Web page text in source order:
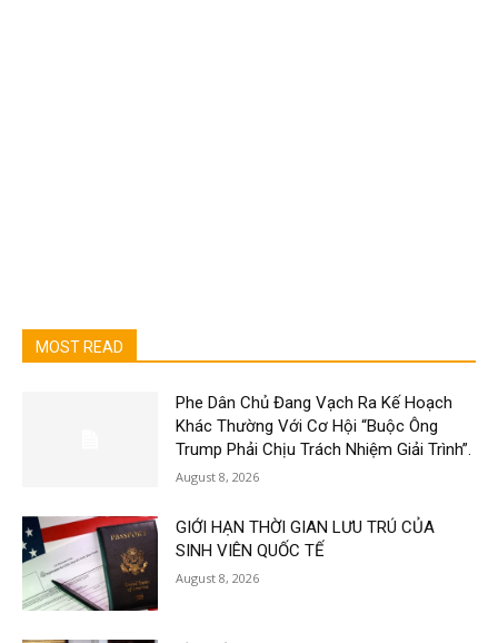
MOST READ
Phe Dân Chủ Đang Vạch Ra Kế Hoạch
Khác Thường Với Cơ Hội “Buộc Ông
Trump Phải Chịu Trách Nhiệm Giải Trình”.
August 8, 2026
GIỚI HẠN THỜI GIAN LƯU TRÚ CỦA
SINH VIÊN QUỐC TẾ
August 8, 2026